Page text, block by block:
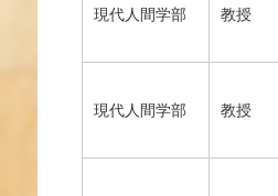
現代人間学部 教授
現代人間学部 教授